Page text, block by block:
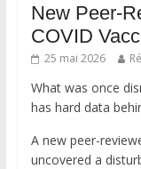
New Peer-
COVID
25 mai 2026
What was once
has hard data
A new peer-
uncovered a